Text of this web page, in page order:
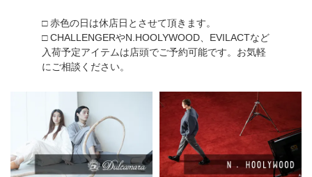
□ 赤色の日は休店日とさせて頂きます。
□ CHALLENGERやN.HOOLYWOOD、EVILACTなど
入荷予定アイテムは店頭でご予約可能です。お気軽
にご相談ください。